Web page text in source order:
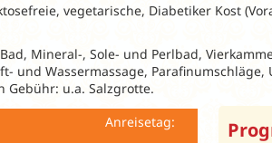
vegetarische, Diabetiker Kost
Mineral-, Sole- und Perlbad,
und Wassermassage,
Gebühr: u.a. Salzgrotte.
Nacht Anreisetag: